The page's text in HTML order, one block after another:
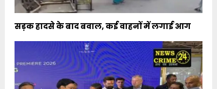
सड़क हादसे के बाद बवाल, कई वाहनों में लगाई आग